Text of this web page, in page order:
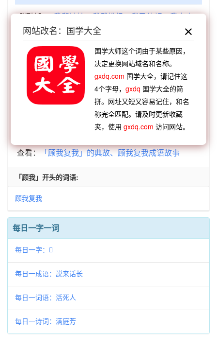
【顺接】：我辈钟情 我武惟扬 我盈彼竭
我空真
我白君元 我见犹怜
【顺接】：鲍叔知我 尽其在我 对山救我
春秋非
好勇过我 依然故我 神必据我
惠子知我
【逆接】：
义无他顾 枭视狼顾 破甑不顾
置之不
计不反顾 猿经鵄顾 擅行不顾
长虑后顾
【逆接】：顾全大局 顾曲中误 顾盼神飞
顾盼多
顾说他事 顾奇归怪 顾犬补牢
查看：「顾我复我」的典故、顾我复我成语故事
「顾我」开头的词语:
顾我复我
每日一字一词
每日一字：𥇛
每日一成语：説来话长
每日一词语：活死人
每日一诗词：满庭芳
网站改名：国学大全
国学大师这个词由于某些原因，
决定更换网站域名和名称。
gxdq.com 国学大全，请记住这
4个字母，gxdq 国学大全的简
拼。网址又短又容易记住，和名
称完全匹配。请及时更新收藏
夹，使用gxdq.com 访问网站。